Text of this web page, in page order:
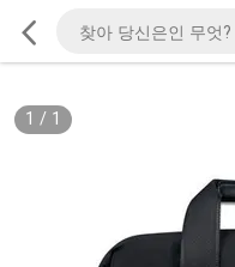
1 / 1